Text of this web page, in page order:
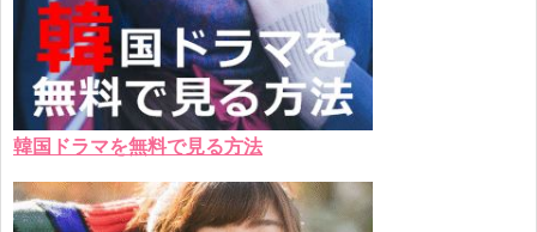
韓国ドラマを無料で見る方法